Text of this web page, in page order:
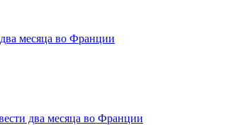
месяца во Франции
два месяца во Франции